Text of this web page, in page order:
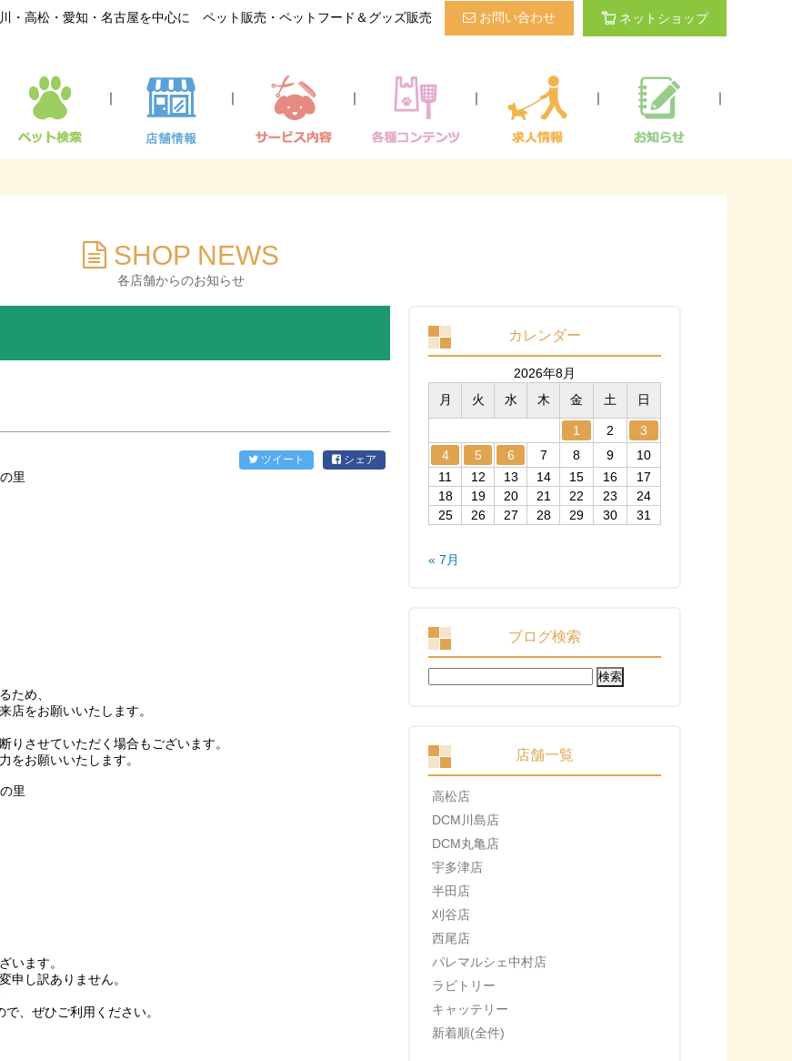
・高松・愛知・名古屋を中心に ペット販売・ペットフード＆グッズ販売 お問い合わせ ネットショップ
｜ ｜ ｜ ｜ ｜ ｜
SHOP NEWS
各店舗からのお知らせ
ツイート シェア
ため、
店をお願いいたします。
りさせていただく場合もございます。
をお願いいたします。
います。
申し訳ありません。
、ぜひご利用ください。
カレンダー
2026年8月
月
火 水 木 金 土 日
1 2
3
4
5 6 7 8 9
10
11
12 13 14 15 16
17
18
19 20 21 22 23
24
25
26 27 28 29 30 31
« 7月
ブログ検索
検
索:
店舗一覧
高松店
DCM川島店
DCM丸亀店
宇多津店
半田店
刈谷店
西尾店
パレマルシェ中村店
ラビトリー
キャッテリー
新着順(全件)